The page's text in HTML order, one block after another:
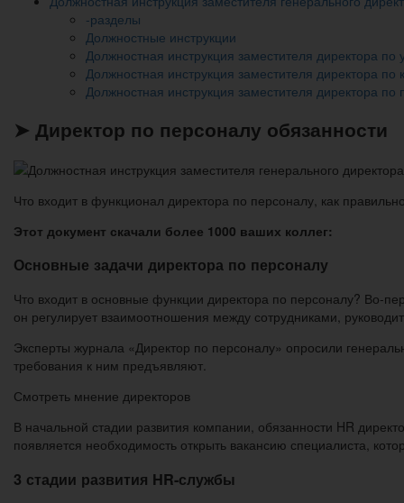
-разделы
Должностные инструкции
Должностная инструкция заместителя директора
Должностная инструкция заместителя директора по
Должностная инструкция заместителя директора по
➤ Директор по персоналу обязанности
Что входит в функционал директора по персоналу, как
Этот документ скачали более 1000 ваших коллег:
Основные задачи директора по персоналу
Что входит в основные функции директора по персоналу? Во-
он регулирует взаимоотношения между сотрудниками,
Эксперты журнала «Директор по персоналу» опросили
требования к ним предъявляют.
Смотреть мнение директоров
В начальной стадии развития компании, обязанности HR
появляется необходимость открыть вакансию специалиста,
3 стадии развития HR-службы